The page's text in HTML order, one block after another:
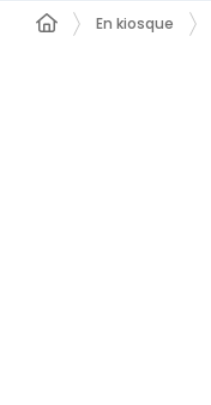
En kiosque